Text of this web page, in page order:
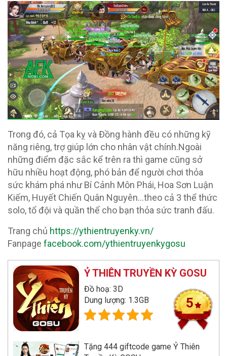
Trong đó, cả Tọa kỵ và Đồng hành đều có những kỹ
năng riêng, trợ giúp lớn cho nhân vật chính.Ngoài
những điểm đặc sắc kể trên ra thì game cũng sở
hữu nhiều hoạt động, phó bản để người chơi thỏa
sức khám phá như Bí Cảnh Môn Phái, Hoa Sơn Luận
Kiếm, Huyết Chiến Quân Nguyên…theo cả 3 thể thức
solo, tổ đội và quần thể cho bạn thỏa sức tranh đấu.
Trang chủ https://ythientruyenky.vn/
Fanpage facebook.com/ythientruyenkygosu
Ỷ THIÊN TRUYỀN KỲ GOSU
Đồ hoạ: 3D
Dung lượng: 1.3GB
5
Tặng 444 giftcode game Ỷ Thiên